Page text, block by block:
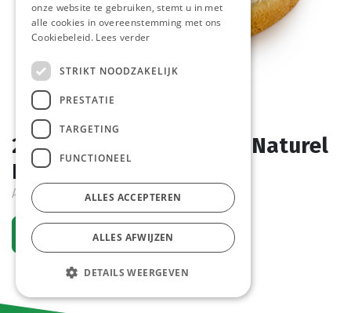
227153 Hamburger Bun Naturel
Pastridor 48 x 55 gr
Actief
Vraag een account aan
onze website te gebruiken, stemt u in met
alle cookies in overeenstemming met ons
Cookiebeleid. Lees verder
STRIKT NOODZAKELIJK
PRESTATIE
TARGETING
FUNCTIONEEL
ALLES ACCEPTEREN
ALLES AFWIJZEN
DETAILS WEERGEVEN